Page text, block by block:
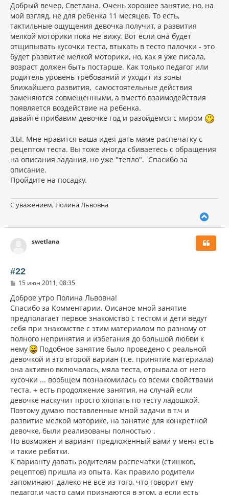
Добрый вечер, Светлана. Очень хорошее занятие, но, на
мой взгляд, не для ребенка 11 месяцев. То есть,
тактильные ощущения девочка получит, а развития
мелкой моторики пока не вижу. Вот если она будет
отщипывать кусочки теста, втыкать в тесто палочки - это
будет развитие мелкой моторики, но, как я уже писала,
возраст должен быть постарше. Как только педагог или
родитель уровень требований и уходит из зоны
ближайшего развития, самостоятельные действия
заменяются совмещенными, а вместо взаимодействия
появляется воздействие на ребенка.
давайте прибавим девочке год и разойдемся с миром
З.Ы. Мне нравится ваша идея дать маме распечатку с
рецептом теста. Вы тоже иногда сбиваетесь с обращения
на описания задания, но уже "тепло". Спасибо за
описание.
Пройдите на посадку.
С уважением, Полина Львовна
у
swetlana
#22
С
о
щ
е
н
и
е
15 июн 2011, 08:35
Доброе утро Полина Львовна!
Спасибо за Комментарии. Оисаное мной занятие
предполагает первое знакомство с тестом и дети ведут
себя при знакомстве с этим материалом по разному от
полного непринятия и избегания до большой любви к
нему
Подобное занятие было проведено с реальной
девочкой и это второй вариан (т.е. принятие материала)
она активно включалась, мяла теста, отрывала от него
кусочки ... вообщем познакомилась со всеми свойствами
теста. + есть продолжение занятия, на случай если
девочке наскучит просто хлопать по тесту ладошкой.
Поэтому думаю поставленные мной задачи в т.ч и
развитие мелкой моторике, на занятие для конкретной
девочке, были реализованы полностью .
Но возможен и вариант предложенный вами у меня есть
и такие ребятки.
К варианту давать родителям распечатки (стишков,
рецептов) пришла из опыта. Как правило родители
запоминают далеко не все из того, что говорит ему
педагог.и часто сами признаются в этом, а если есть